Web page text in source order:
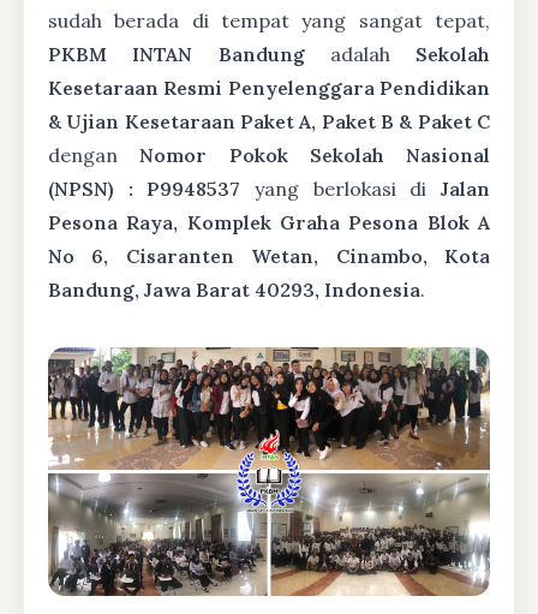
sudah berada di tempat yang sangat tepat,
PKBM INTAN Bandungadalah Sekolah
Kesetaraan Resmi Penyelenggara Pendidikan
& Ujian Kesetaraan Paket A, Paket B & Paket C
denganNomor Pokok Sekolah Nasional
(NPSN) : P9948537 yang berlokasi diJalan
Pesona Raya, Komplek Graha Pesona Blok A
No 6, Cisaranten Wetan, Cinambo, Kota
Bandung, Jawa Barat 40293, Indonesia.